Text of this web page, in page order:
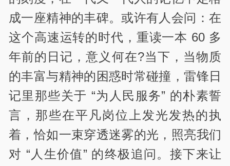
成一座精神的丰碑。或许有人会问：在
这个高速运转的时代，重读一本 60 多
年前的日记，意义何在?当下，当物质
的丰富与精神的困惑时常碰撞，雷锋日
记里那些关于 “为人民服务” 的朴素誓
言，那些在平凡岗位上发光发热的执
着，恰如一束穿透迷雾的光，照亮我们
对 “人生价值” 的终极追问。接下来让